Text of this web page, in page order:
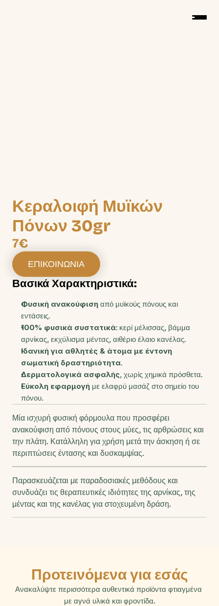
Κεραλοιφή Μυϊκών
Πόνων 30gr
7€
ΕΠΙΚΟΙΝΩΝΙΑ
Βασικά Χαρακτηριστικά:
Φυσική ανακούφιση από μυϊκούς πόνους και
εντάσεις.
100% φυσικά συστατικά: κερί μέλισσας, βάμμα
αρνίκας, εκχύλισμα μέντας, αιθέριο έλαιο κανέλας.
Ιδανική για αθλητές & άτομα με έντονη
σωματική δραστηριότητα.
Δερματολογικά ασφαλής, χωρίς χημικά πρόσθετα.
Εύκολη εφαρμογή με ελαφρύ μασάζ στο σημείο του
πόνου.
Μία ισχυρή φυσική φόρμουλα που προσφέρει
ανακούφιση από πόνους στους μύες, τις αρθρώσεις και
την πλάτη. Κατάλληλη για χρήση μετά την άσκηση ή σε
περιπτώσεις έντασης και δυσκαμψίας.
Παρασκευάζεται με παραδοσιακές μεθόδους και
συνδυάζει τις θεραπευτικές ιδιότητες της αρνίκας, της
μέντας και της κανέλας για στοχευμένη δράση.
Προτεινόμενα για εσάς
Ανακαλύψτε περισσότερα αυθεντικά προϊόντα φτιαγμένα
με αγνά υλικά και φροντίδα.